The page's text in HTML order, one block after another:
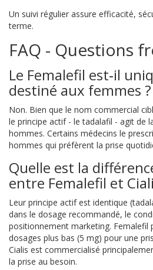
Un suivi régulier assure efficacité,
terme.
FAQ - Questions
Le Femalefil est‑il
destiné aux femmes ?
Non. Bien que le nom commercial
le principe actif - le tadalafil - agit de
hommes. Certains médecins le
hommes qui préfèrent la prise
Quelle est la
entre Femalefil et
Leur principe actif est identique
dans le dosage recommandé, le
positionnement marketing. Femalefil
dosages plus bas (5 mg) pour une
Cialis est commercialisé
la prise au besoin.